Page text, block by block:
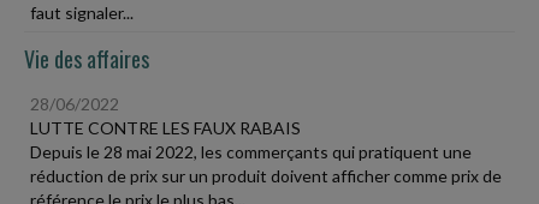
faut signaler...
Vie des affaires
28/06/2022
LUTTE CONTRE LES FAUX RABAIS
Depuis le 28 mai 2022, les commerçants qui pratiquent une
réduction de prix sur un produit doivent afficher comme prix de
référence le prix le plus bas...